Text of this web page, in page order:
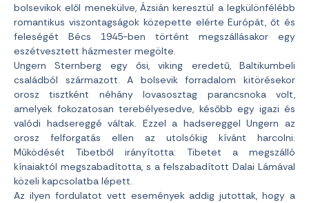
bolsevikok elől menekülve, Ázsián keresztül a legkülönfélébb
romantikus viszontagságok közepette elérte Európát, őt és
feleségét Bécs 1945-ben történt megszállásakor egy
eszétvesztett házmester megölte.
Ungern Sternberg egy ősi, viking eredetű, Baltikumbeli
családból származott. A bolsevik forradalom kitörésekor
orosz tisztként néhány lovasosztag parancsnoka volt,
amelyek fokozatosan terebélyesedve, később egy igazi és
valódi hadsereggé váltak. Ezzel a hadsereggel Ungern az
orosz felforgatás ellen az utolsókig kívánt harcolni.
Működését Tibetből irányította: Tibetet a megszálló
kínaiaktól megszabadította, s a felszabadított Dalai Lámával
közeli kapcsolatba lépett.
Az ilyen fordulatot vett események addig jutottak, hogy a